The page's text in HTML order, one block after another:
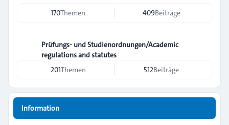
170Themen 409Beiträge
Prüfungs- und Studienordnungen/Academic
regulations and statutes
201Themen 512Beiträge
Information